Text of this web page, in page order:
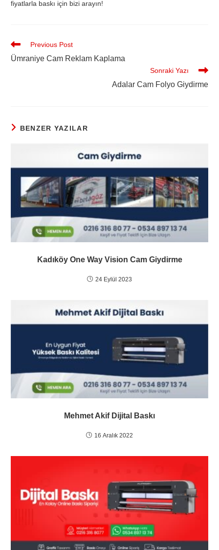
fiyatlarla baskı için bizi arayın!
Previous Post
Ümraniye Cam Reklam Kaplama
Sonraki Yazı
Adalar Cam Folyo Giydirme
BENZER YAZILAR
Kadıköy One Way Vision Cam Giydirme
24 Eylül 2023
Mehmet Akif Dijital Baskı
16 Aralık 2022